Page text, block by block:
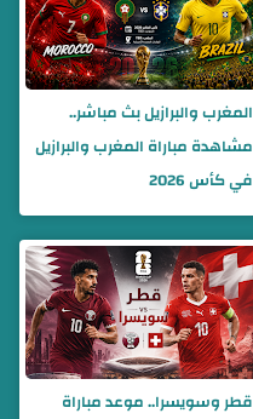
المغرب والبرازيل بث مباشر..
مشاهدة مباراة المغرب والبرازيل
في كأس 2026
قطر وسويسرا.. موعد مباراة